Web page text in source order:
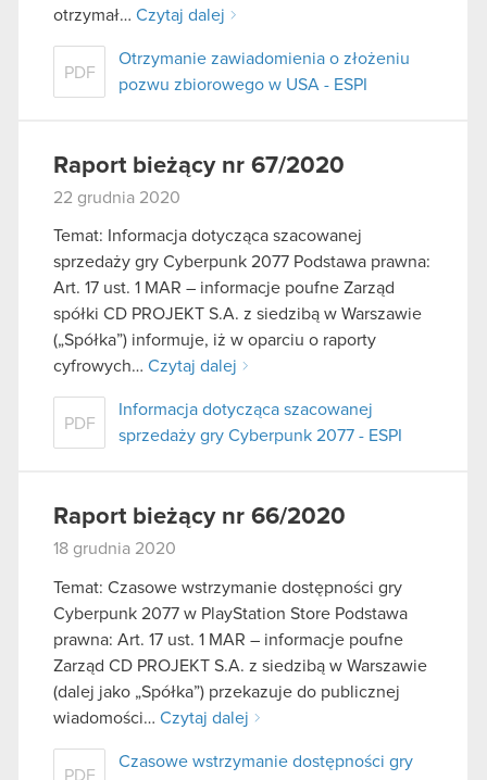
otrzymał… Czytaj dalej
PDF
Otrzymanie zawiadomienia o złożeniu
pozwu zbiorowego w USA - ESPI
Raport bieżący nr 67/2020
22 grudnia 2020
Temat: Informacja dotycząca szacowanej
sprzedaży gry Cyberpunk 2077 Podstawa prawna:
Art. 17 ust. 1 MAR – informacje poufne Zarząd
spółki CD PROJEKT S.A. z siedzibą w Warszawie
(„Spółka”) informuje, iż w oparciu o raporty
cyfrowych… Czytaj dalej
PDF
Informacja dotycząca szacowanej
sprzedaży gry Cyberpunk 2077 - ESPI
Raport bieżący nr 66/2020
18 grudnia 2020
Temat: Czasowe wstrzymanie dostępności gry
Cyberpunk 2077 w PlayStation Store Podstawa
prawna: Art. 17 ust. 1 MAR – informacje poufne
Zarząd CD PROJEKT S.A. z siedzibą w Warszawie
(dalej jako „Spółka”) przekazuje do publicznej
wiadomości… Czytaj dalej
PDF
Czasowe wstrzymanie dostępności gry